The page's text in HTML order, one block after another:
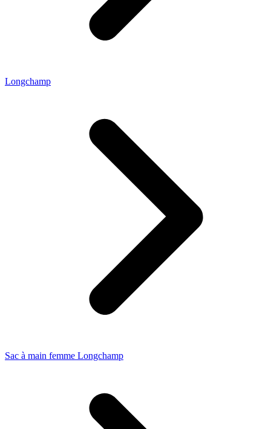
Longchamp
Sac à main femme Longchamp